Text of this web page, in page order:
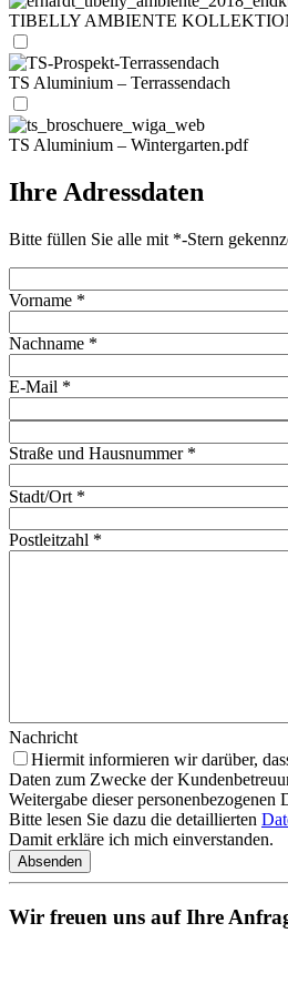
TIBELLY AMBIENTE
TS Aluminium – Terrassendach
TS Aluminium – Wintergarten.pdf
Ihre Adressdaten
Bitte füllen Sie alle mit *-Stern
Vorname *
Nachname *
E-Mail *
Straße und Hausnummer *
Stadt/Ort *
Postleitzahl *
Nachricht
Hiermit informieren wir darüber,
Daten zum Zwecke der
Weitergabe dieser
Bitte lesen Sie dazu die detaillierten
Damit erkläre ich mich einverstanden.
Absenden
Wir freuen uns auf Ihre